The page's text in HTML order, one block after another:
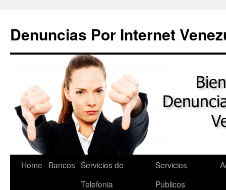
contenido
Denuncias Por Internet
Home Bancos Servicios de
Telefonia
Servicios
Publicos